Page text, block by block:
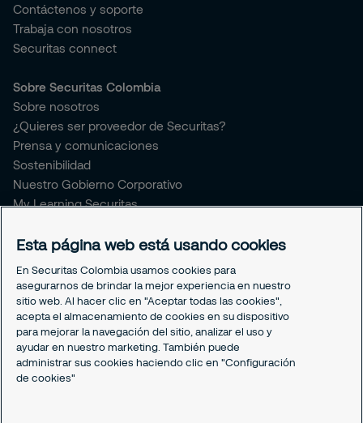
Contáctenos y soporte
Trabaja con nosotros
Securitas connect
Sobre Securitas Colombia
Sobre nosotros
¿Quieres ser proveedor de Securitas?
Prensa y comunicaciones
Sostenibilidad
Nuestro Gobierno Corporativo
My Learning Securitas
Soporte empleado
Un café con Securitas
Legal
Nuestras políticas
Política de Protección de datos
Política de Cookies
Esta página web está usando cookies
En Securitas Colombia usamos cookies para
asegurarnos de brindar la mejor experiencia en nuestro
sitio web. Al hacer clic en "Aceptar todas las cookies",
acepta el almacenamiento de cookies en su dispositivo
para mejorar la navegación del sitio, analizar el uso y
ayudar en nuestro marketing. También puede
administrar sus cookies haciendo clic en "Configuración
de cookies"